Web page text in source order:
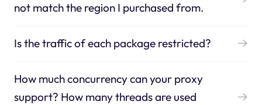
not match the region I purchased from.
Is the traffic of each package restricted?
How much concurrency can your proxy
support? How many threads are used